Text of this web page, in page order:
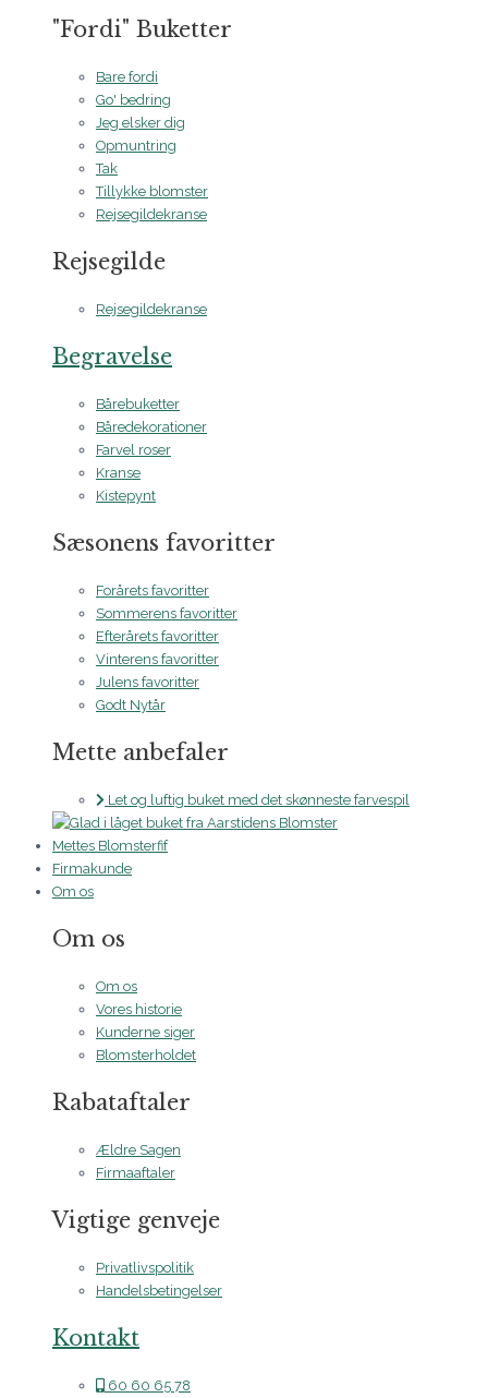
"Fordi" Buketter
Bare fordi
Go' bedring
Jeg elsker dig
Opmuntring
Tak
Tillykke blomster
Rejsegildekranse
Rejsegilde
Rejsegildekranse
Begravelse
Bårebuketter
Båredekorationer
Farvel roser
Kranse
Kistepynt
Sæsonens favoritter
Forårets favoritter
Sommerens favoritter
Efterårets favoritter
Vinterens favoritter
Julens favoritter
Godt Nytår
Mette anbefaler
Let og luftig buket med det skønneste farvespil
Mettes Blomsterfif
Firmakunde
Om os
Om os
Om os
Vores historie
Kunderne siger
Blomsterholdet
Rabataftaler
Ældre Sagen
Firmaaftaler
Vigtige genveje
Privatlivspolitik
Handelsbetingelser
Kontakt
60 60 65 78